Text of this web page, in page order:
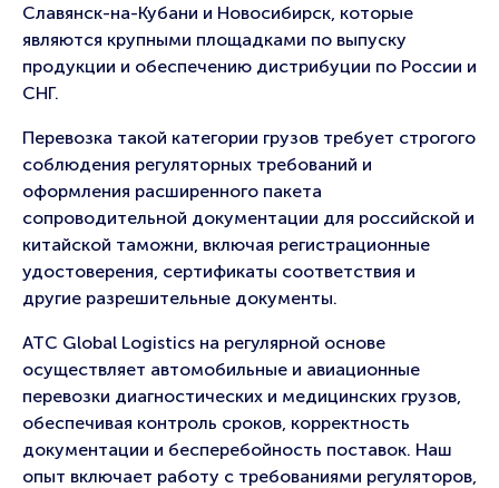
Славянск-на-Кубани и Новосибирск, которые
являются крупными площадками по выпуску
продукции и обеспечению дистрибуции по России и
СНГ.
Перевозка такой категории грузов требует строгого
соблюдения регуляторных требований и
оформления расширенного пакета
сопроводительной документации для российской и
китайской таможни, включая регистрационные
удостоверения, сертификаты соответствия и
другие разрешительные документы.
ATC Global Logistics на регулярной основе
осуществляет автомобильные и авиационные
перевозки диагностических и медицинских грузов,
обеспечивая контроль сроков, корректность
документации и бесперебойность поставок. Наш
опыт включает работу с требованиями регуляторов,